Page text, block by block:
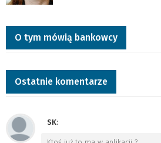
O tym mówią bankowcy
Ostatnie komentarze
SK: